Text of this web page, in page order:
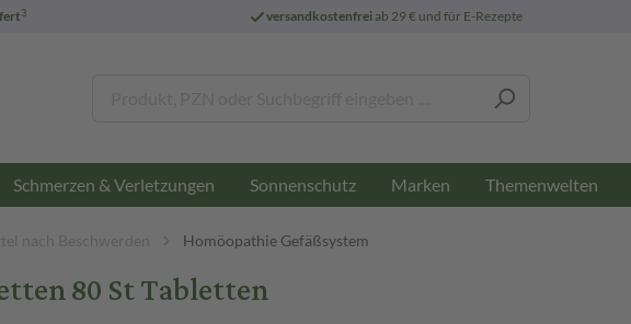
3 versandkostenfreiab 29 € und für E-Rezepte
Schmerzen & Verletzungen Sonnenschutz Marken Themenwelten
nach Beschwerden Homöopathie Gefäßsystem
80 St Tabletten